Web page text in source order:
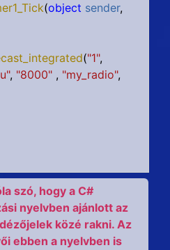
(object sender,
("1",
, "8000" , "my_radio",
szó, hogy a C#
nyelvben ajánlott az
közé rakni. Az
ebben a nyelvben is